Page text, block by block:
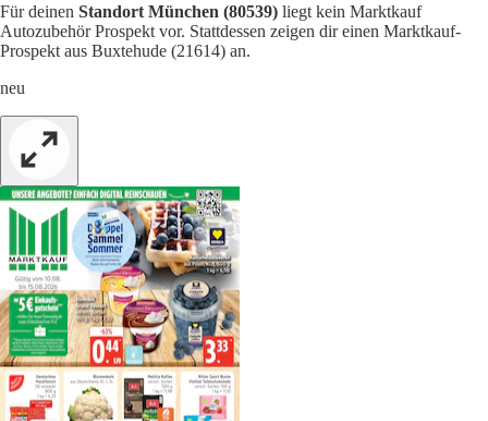
Für deinen Standort München (80539) liegt kein Marktkauf
Autozubehör Prospekt vor. Stattdessen zeigen dir einen Marktkauf-
Prospekt aus Buxtehude (21614) an.
neu